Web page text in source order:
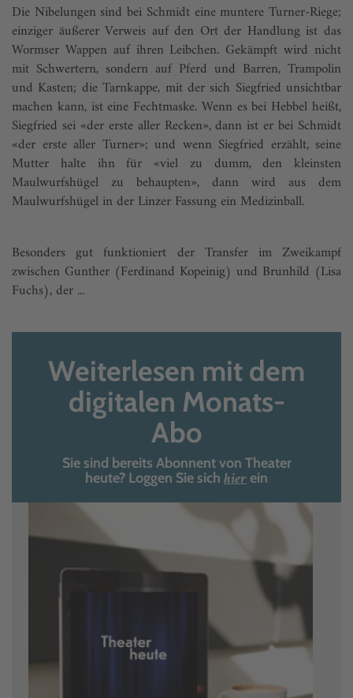
Die Nibelungen sind bei Schmidt eine muntere Turner-Riege;
einziger äußerer Verweis auf den Ort der Handlung ist das
Wormser Wappen auf ihren Leibchen. Gekämpft wird nicht
mit Schwertern, sondern auf Pferd und Barren, Trampolin
und Kasten; die Tarnkappe, mit der sich Siegfried unsichtbar
machen kann, ist eine Fechtmaske. Wenn es bei Hebbel heißt,
Siegfried sei «der erste aller Recken», dann ist er bei Schmidt
«der erste aller Turner»; und wenn Siegfried erzählt, seine
Mutter halte ihn für «viel zu dumm, den kleinsten
Maulwurfshügel zu behaupten», dann wird aus dem
Maulwurfshügel in der Linzer Fassung ein Medizinball.
Besonders gut funktioniert der Transfer im Zweikampf
zwischen Gunther (Ferdinand Kopeinig) und Brunhild (Lisa
Fuchs), der ...
Weiterlesen mit dem
digitalen Monats-
Abo
Sie sind bereits Abonnent von Theater
heute? Loggen Sie sich hierein